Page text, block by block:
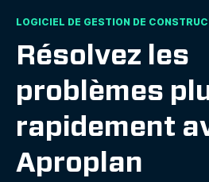
LOGICIEL DE GESTION DE
Résolvez les
problèmes
rapidement
Aproplan